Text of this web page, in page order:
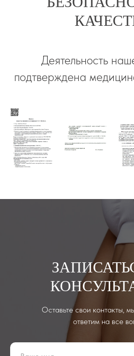
Деятельность
подтверждена
Оставьте свои контакты,
ответим на все